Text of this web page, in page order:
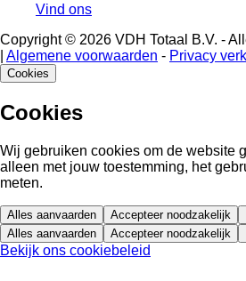
Vind ons
Copyright © 2026 VDH Totaal B.V. -
Algemene voorwaarden - Privacy
Cookies
Cookies
Wij gebruiken cookies om de website
alleen met jouw toestemming, het
meten.
Alles aanvaarden Accepteer noodzakelijk
Alles aanvaarden
Accepteer noodzakelijk
Bekijk ons cookiebeleid